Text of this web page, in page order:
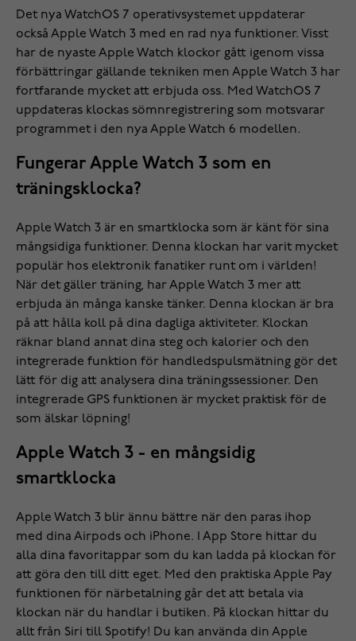
Det nya WatchOS 7 operativsystemet uppdaterar
också Apple Watch 3 med en rad nya funktioner. Visst
har de nyaste Apple Watch klockor gått igenom vissa
förbättringar gällande tekniken men Apple Watch 3 har
fortfarande mycket att erbjuda oss. Med WatchOS 7
uppdateras klockas sömnregistrering som motsvarar
programmet i den nya Apple Watch 6 modellen.
Fungerar Apple Watch 3 som en
träningsklocka?
Apple Watch 3 är en smartklocka som är känt för sina
mångsidiga funktioner. Denna klockan har varit mycket
populär hos elektronik fanatiker runt om i världen!
När det gäller träning, har Apple Watch 3 mer att
erbjuda än många kanske tänker. Denna klockan är bra
på att hålla koll på dina dagliga aktiviteter. Klockan
räknar bland annat dina steg och kalorier och den
integrerade funktion för handledspulsmätning gör det
lätt för dig att analysera dina träningssessioner. Den
integrerade GPS funktionen är mycket praktisk för de
som älskar löpning!
Apple Watch 3 - en mångsidig
smartklocka
Apple Watch 3 blir ännu bättre när den paras ihop
med dina Airpods och iPhone. I App Store hittar du
alla dina favoritappar som du kan ladda på klockan för
att göra den till ditt eget. Med den praktiska Apple Pay
funktionen för närbetalning går det att betala via
klockan när du handlar i butiken. På klockan hittar du
allt från Siri till Spotify! Du kan använda din Apple